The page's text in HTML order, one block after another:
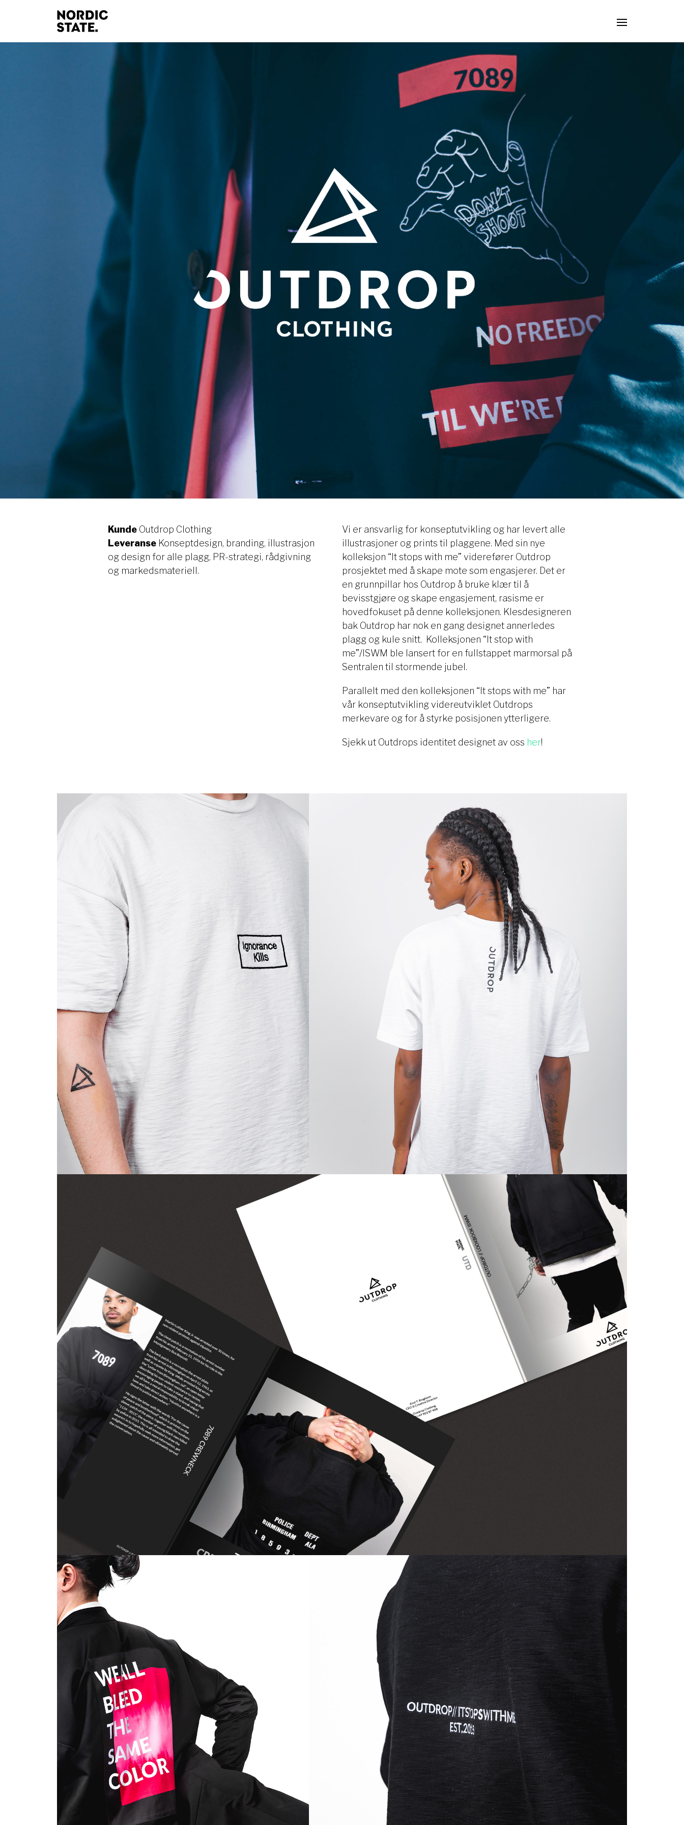
Kunde Outdrop Clothing
Leveranse Konseptdesign, branding, illustrasjon
og design for alle plagg, PR-strategi, rådgivning
og markedsmateriell.
Vi er ansvarlig for konseptutvikling og har levert alle
illustrasjoner og prints til plaggene. Med sin nye
kolleksjon “It stops with me” viderefører Outdrop
prosjektet med å skape mote som engasjerer. Det er
en grunnpillar hos Outdrop å bruke klær til å
bevisstgjøre og skape engasjement, rasisme er
hovedfokuset på denne kolleksjonen. Klesdesigneren
bak Outdrop har nok en gang designet annerledes
plagg og kule snitt. Kolleksjonen “It stop with
me”/ISWM ble lansert for en fullstappet marmorsal på
Sentralen til stormende jubel.
Parallelt med den kolleksjonen “It stops with me” har
vår konseptutvikling videreutviklet Outdrops
merkevare og for å styrke posisjonen ytterligere.
Sjekk ut Outdrops identitet designet av oss her!